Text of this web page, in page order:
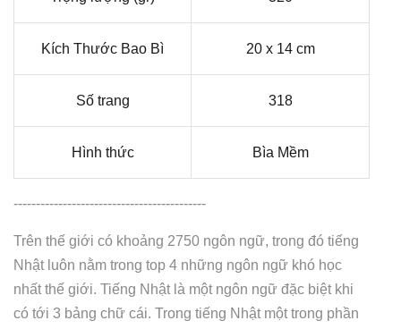
Kích Thước Bao Bì 20 x 14 cm
Số trang 318
Hình thức Bìa Mềm
-------------------------------------------
Trên thế giới có khoảng 2750 ngôn ngữ, trong đó tiếng
Nhật luôn nằm trong top 4 những ngôn ngữ khó học
nhất thế giới. Tiếng Nhật là một ngôn ngữ đặc biệt khi
có tới 3 bảng chữ cái. Trong tiếng Nhật một trong phần